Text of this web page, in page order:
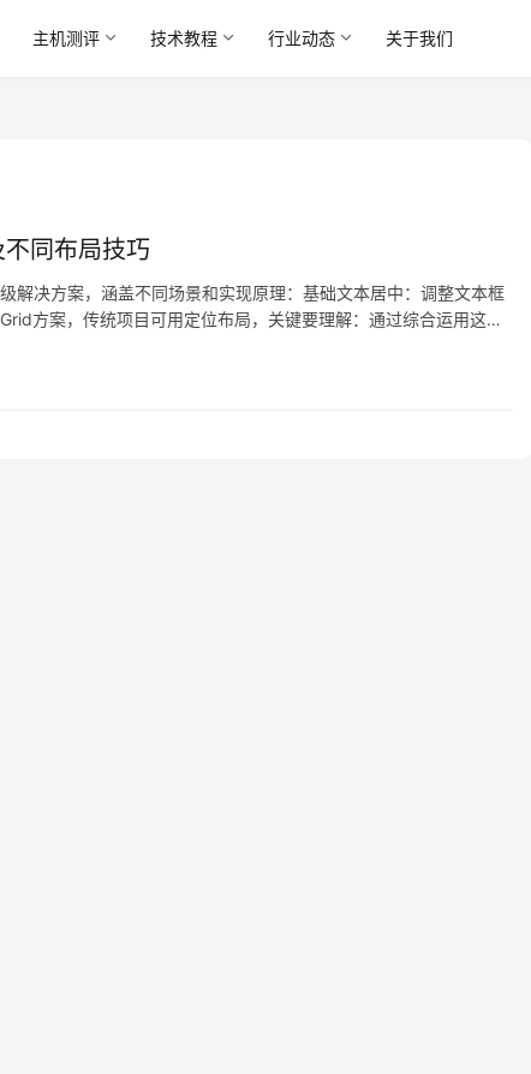
主机测评 技术教程 行业动态 关于我们
同布局技巧
解决方案，涵盖不同场景和实现原理：基础文本居中：调整文本框
方案，传统项目可用定位布局，关键要理解：通过综合运用这些